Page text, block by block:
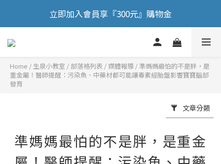
🎉 歡慶88節，滿額送膠原蛋白正貨！！
立即加入會員享『300元』購物金
🎉 歡慶88節，滿額送膠原蛋白正貨！！
Home / 部落格列表 / 媒體報導 /準媽媽最怕的不是胖，是
重金屬！醫師提醒：污染魚、中藥材都可能讓毒素經胎盤影響寶寶腦部
發育
文章分類
準媽媽最怕的不是胖，是重金